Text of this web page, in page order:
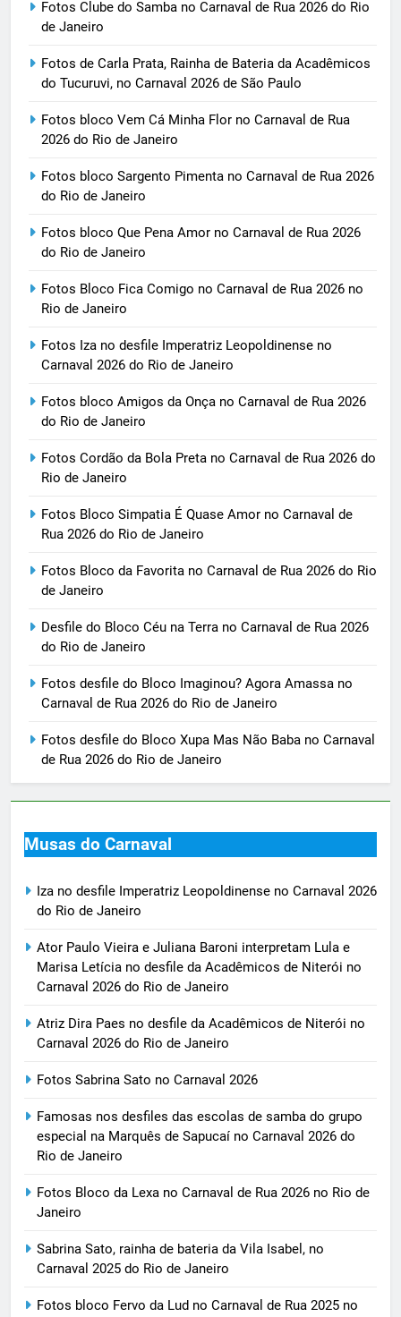
Fotos Clube do Samba no Carnaval de Rua 2026 do Rio
de Janeiro
Fotos de Carla Prata, Rainha de Bateria da Acadêmicos
do Tucuruvi, no Carnaval 2026 de São Paulo
Fotos bloco Vem Cá Minha Flor no Carnaval de Rua
2026 do Rio de Janeiro
Fotos bloco Sargento Pimenta no Carnaval de Rua 2026
do Rio de Janeiro
Fotos bloco Que Pena Amor no Carnaval de Rua 2026
do Rio de Janeiro
Fotos Bloco Fica Comigo no Carnaval de Rua 2026 no
Rio de Janeiro
Fotos Iza no desfile Imperatriz Leopoldinense no
Carnaval 2026 do Rio de Janeiro
Fotos bloco Amigos da Onça no Carnaval de Rua 2026
do Rio de Janeiro
Fotos Cordão da Bola Preta no Carnaval de Rua 2026 do
Rio de Janeiro
Fotos Bloco Simpatia É Quase Amor no Carnaval de
Rua 2026 do Rio de Janeiro
Fotos Bloco da Favorita no Carnaval de Rua 2026 do Rio
de Janeiro
Desfile do Bloco Céu na Terra no Carnaval de Rua 2026
do Rio de Janeiro
Fotos desfile do Bloco Imaginou? Agora Amassa no
Carnaval de Rua 2026 do Rio de Janeiro
Fotos desfile do Bloco Xupa Mas Não Baba no Carnaval
de Rua 2026 do Rio de Janeiro
Musas do Carnaval
Iza no desfile Imperatriz Leopoldinense no Carnaval 2026
do Rio de Janeiro
Ator Paulo Vieira e Juliana Baroni interpretam Lula e
Marisa Letícia no desfile da Acadêmicos de Niterói no
Carnaval 2026 do Rio de Janeiro
Atriz Dira Paes no desfile da Acadêmicos de Niterói no
Carnaval 2026 do Rio de Janeiro
Fotos Sabrina Sato no Carnaval 2026
Famosas nos desfiles das escolas de samba do grupo
especial na Marquês de Sapucaí no Carnaval 2026 do
Rio de Janeiro
Fotos Bloco da Lexa no Carnaval de Rua 2026 no Rio de
Janeiro
Sabrina Sato, rainha de bateria da Vila Isabel, no
Carnaval 2025 do Rio de Janeiro
Fotos bloco Fervo da Lud no Carnaval de Rua 2025 no